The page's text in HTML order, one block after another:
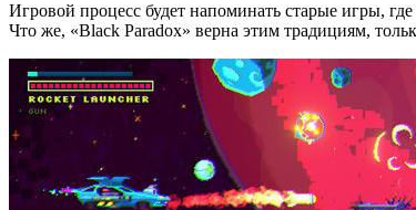
Игровой процесс будет напоминать старые игры,
Что же, «Black Paradox» верна этим традициям,